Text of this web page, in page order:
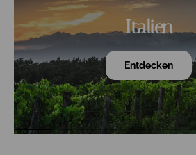
Italien
Entdecken